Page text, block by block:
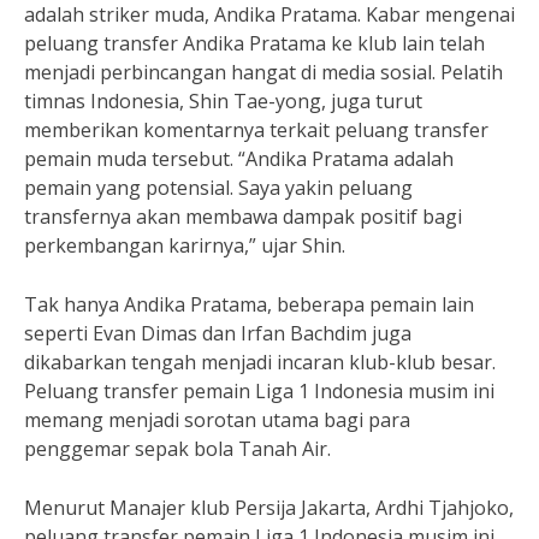
adalah striker muda, Andika Pratama. Kabar mengenai
peluang transfer Andika Pratama ke klub lain telah
menjadi perbincangan hangat di media sosial. Pelatih
timnas Indonesia, Shin Tae-yong, juga turut
memberikan komentarnya terkait peluang transfer
pemain muda tersebut. “Andika Pratama adalah
pemain yang potensial. Saya yakin peluang
transfernya akan membawa dampak positif bagi
perkembangan karirnya,” ujar Shin.
Tak hanya Andika Pratama, beberapa pemain lain
seperti Evan Dimas dan Irfan Bachdim juga
dikabarkan tengah menjadi incaran klub-klub besar.
Peluang transfer pemain Liga 1 Indonesia musim ini
memang menjadi sorotan utama bagi para
penggemar sepak bola Tanah Air.
Menurut Manajer klub Persija Jakarta, Ardhi Tjahjoko,